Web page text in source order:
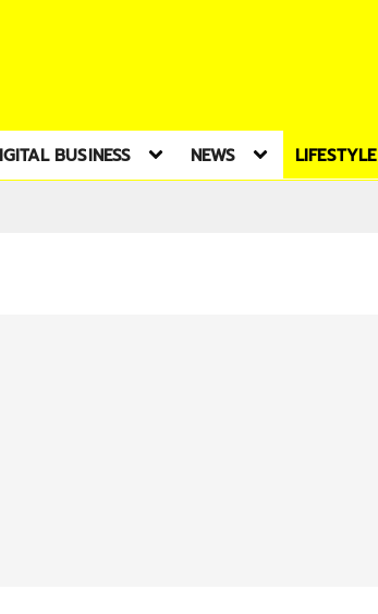
BUSINESS NEWS LIFESTYLE